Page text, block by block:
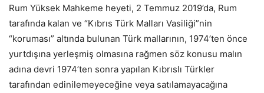
Rum Yüksek Mahkeme heyeti, 2 Temmuz 2019’da, Rum
tarafında kalan ve “Kıbrıs Türk Malları Vasiliği”nin
“koruması” altında bulunan Türk mallarının, 1974’ten önce
yurtdışına yerleşmiş olmasına rağmen söz konusu malın
adına devri 1974’ten sonra yapılan Kıbrıslı Türkler
tarafından edinilemeyeceğine veya satılamayacağına